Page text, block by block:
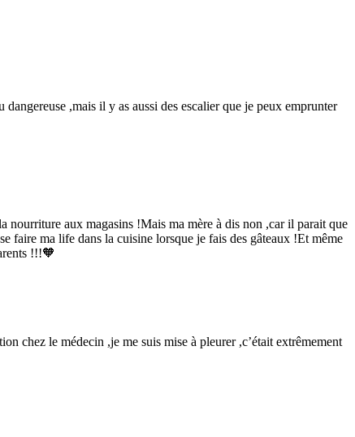
,mais il y as aussi des escalier que je peux emprunter
nourriture aux magasins !Mais ma mère à dis non ,car il parait que
faire ma life dans la cuisine lorsque je fais des gâteaux !Et même
!!!🧡
chez le médecin ,je me suis mise à pleurer ,c’était extrêmement